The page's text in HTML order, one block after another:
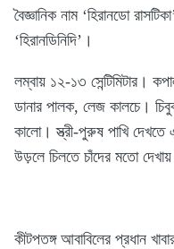
বৈজ্ঞানিক নাম ‘হিরানডো
‘হিরানডিনিদি’।
লম্বায় ১২-১৩ সেন্টিমিটার।
ডানার পালক, লেজ কালচে।
কালো। স্ত্রী-পুরুষ পাখি
উড়লে চিলতে চাঁদের মতো
কীটপতঙ্গ আবাবিলের প্রধান